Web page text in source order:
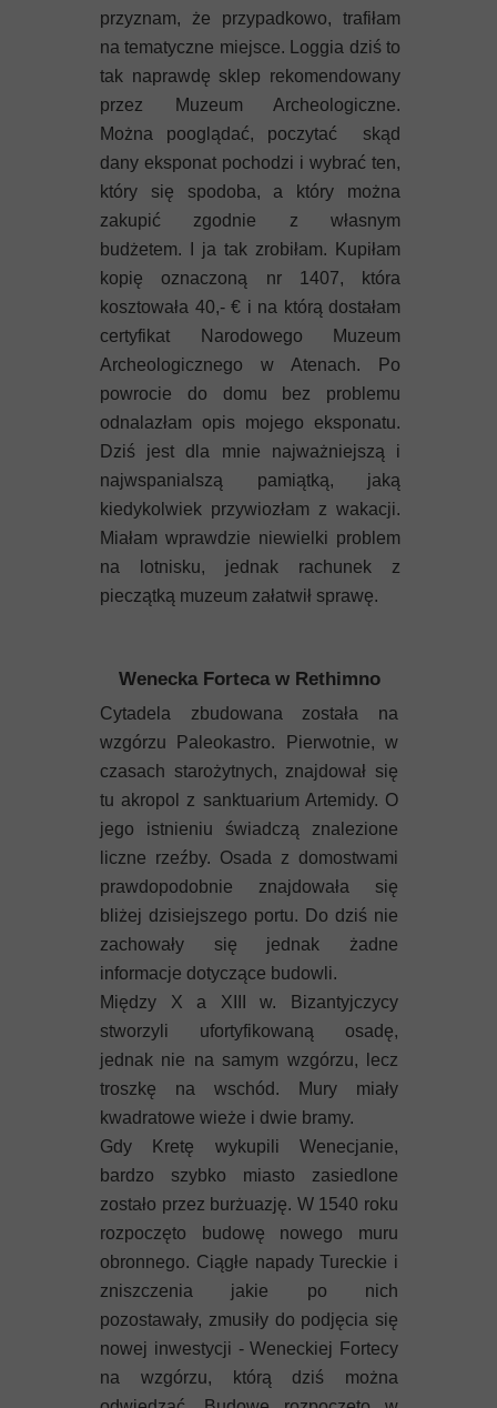
przyznam, że przypadkowo, trafiłam
na tematyczne miejsce. Loggia dziś to
tak naprawdę sklep rekomendowany
przez Muzeum Archeologiczne.
Można pooglądać, poczytać skąd
dany eksponat pochodzi i wybrać ten,
który się spodoba, a który można
zakupić zgodnie z własnym
budżetem. I ja tak zrobiłam. Kupiłam
kopię oznaczoną nr 1407, która
kosztowała 40,- € i na którą dostałam
certyfikat Narodowego Muzeum
Archeologicznego w Atenach. Po
powrocie do domu bez problemu
odnalazłam opis mojego eksponatu.
Dziś jest dla mnie najważniejszą i
najwspanialszą pamiątką, jaką
kiedykolwiek przywiozłam z wakacji.
Miałam wprawdzie niewielki problem
na lotnisku, jednak rachunek z
pieczątką muzeum załatwił sprawę.
Wenecka Forteca w Rethimno
Cytadela zbudowana została na
wzgórzu Paleokastro. Pierwotnie, w
czasach starożytnych, znajdował się
tu akropol z sanktuarium Artemidy. O
jego istnieniu świadczą znalezione
liczne rzeźby. Osada z domostwami
prawdopodobnie znajdowała się
bliżej dzisiejszego portu. Do dziś nie
zachowały się jednak żadne
informacje dotyczące budowli.
Między X a XIII w. Bizantyjczycy
stworzyli ufortyfikowaną osadę,
jednak nie na samym wzgórzu, lecz
troszkę na wschód. Mury miały
kwadratowe wieże i dwie bramy.
Gdy Kretę wykupili Wenecjanie,
bardzo szybko miasto zasiedlone
zostało przez burżuazję. W 1540 roku
rozpoczęto budowę nowego muru
obronnego. Ciągłe napady Tureckie i
zniszczenia jakie po nich
pozostawały, zmusiły do podjęcia się
nowej inwestycji - Weneckiej Fortecy
na wzgórzu, którą dziś można